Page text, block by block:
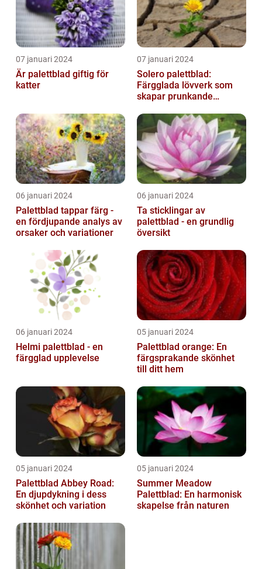
07 januari 2024
Är palettblad giftig för
katter
07 januari 2024
Solero palettblad:
Färgglada lövverk som
skapar prunkande
06 januari 2024
Palettblad tappar färg -
en fördjupande analys av
orsaker och variationer
06 januari 2024
Ta sticklingar av
palettblad - en grundlig
översikt
06 januari 2024
Helmi palettblad - en
färgglad upplevelse
05 januari 2024
Palettblad orange: En
färgsprakande skönhet
till ditt hem
05 januari 2024
Palettblad Abbey Road:
En djupdykning i dess
skönhet och variation
05 januari 2024
Summer Meadow
Palettblad: En harmonisk
skapelse från naturen